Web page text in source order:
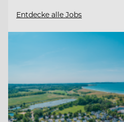
Entdecke alle Jobs